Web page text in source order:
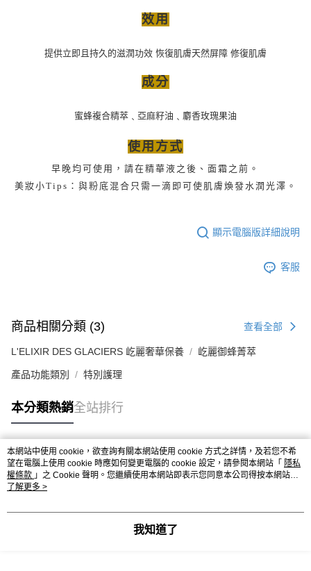
效用
提供立即且持久的滋潤功效 恢復肌膚天然屏障 修復肌膚
成分
蜜蜂複合精萃﹑亞麻籽油﹑麝香玫瑰果油
使用方式
早晚均可使用， 請在精華液之後、面霜之前。
美妝小Tips： 與粉底混合只需一滴即可使肌膚煥發水潤光澤。
顯示電腦版詳細說明
客服
商品相關分類 (3) 查看全部
L'ELIXIR DES GLACIERS 屹麗奢華保養 屹麗御蜂菁萃
產品功能類別 特別護理
本分類熱銷全站排行
熱門標籤
本網站中使用 cookie，欲查詢有關本網站使用 cookie 方式之詳情，及若您不希
望在電腦上使用 cookie 時應如何變更電腦的 cookie 設定，請參閱本網站「 隱私
權條款 」之 Cookie 聲明。您繼續使用本網站即表示您同意本公司得按本網站使
用條款之 Cookie 聲明使用 cookie。
了解更多 >
我知道了